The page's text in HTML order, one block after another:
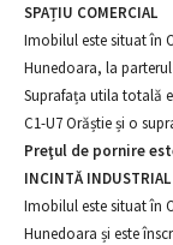
SPAȚIU COMERCIAL
Imobilul este situat în
Hunedoara, la
Suprafața utila totală
C1-U7 Orăștie și o
Preţul de pornire
INCINTĂ
Imobilul este situat în
Hunedoara și este